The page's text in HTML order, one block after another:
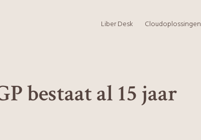
Liber Desk Cloudoplossingen
bestaat al 15 jaar